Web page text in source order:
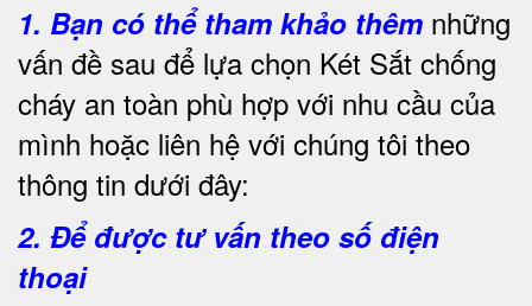
1. Bạn có thể tham khảo thêm những
vấn đề sau để lựa chọn Két Sắt chống
cháy an toàn phù hợp với nhu cầu của
mình hoặc liên hệ với chúng tôi theo
thông tin dưới đây:
2. Để được tư vấn theo số điện
thoại